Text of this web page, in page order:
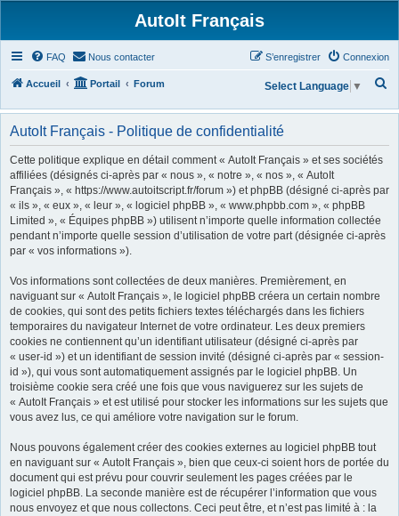
AutoIt Français
FAQ Nous contacter Connexion
S’enregistrer
Accueil Portail Forum
h
r
Select Language ▼
AutoIt Français - Politique de confidentialité
Cette politique explique en détail comment « AutoIt Français » et ses sociétés
affiliées (désignés ci-après par « nous », « notre », « nos », « AutoIt
Français », « https://www.autoitscript.fr/forum ») et phpBB (désigné ci-après par
« ils », « eux », « leur », « logiciel phpBB », « www.phpbb.com », « phpBB
Limited », « Équipes phpBB ») utilisent n’importe quelle information collectée
pendant n’importe quelle session d’utilisation de votre part (désignée ci-après
par « vos informations »).
Vos informations sont collectées de deux manières. Premièrement, en
naviguant sur « AutoIt Français », le logiciel phpBB créera un certain nombre
de cookies, qui sont des petits fichiers textes téléchargés dans les fichiers
temporaires du navigateur Internet de votre ordinateur. Les deux premiers
cookies ne contiennent qu’un identifiant utilisateur (désigné ci-après par
« user-id ») et un identifiant de session invité (désigné ci-après par « session-
id »), qui vous sont automatiquement assignés par le logiciel phpBB. Un
troisième cookie sera créé une fois que vous naviguerez sur les sujets de
« AutoIt Français » et est utilisé pour stocker les informations sur les sujets que
vous avez lus, ce qui améliore votre navigation sur le forum.
Nous pouvons également créer des cookies externes au logiciel phpBB tout
en naviguant sur « AutoIt Français », bien que ceux-ci soient hors de portée du
document qui est prévu pour couvrir seulement les pages créées par le
logiciel phpBB. La seconde manière est de récupérer l’information que vous
nous envoyez et que nous collectons. Ceci peut être, et n’est pas limité à : la